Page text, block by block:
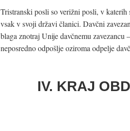
Tristranski posli so verižni posli, v
vsak v svoji državi članici. Davčni
blaga znotraj Unije davčnemu
neposredno odpošlje oziroma odpelje
IV. KRAJ